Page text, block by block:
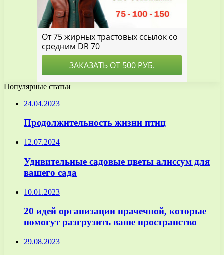
Популярные статьи
24.04.2023
Продолжительность жизни птиц
12.07.2024
Удивительные садовые цветы алиссум для
вашего сада
10.01.2023
20 идей организации прачечной, которые
помогут разгрузить ваше пространство
29.08.2023